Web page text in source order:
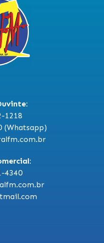
1218
(Whatsapp)
4340